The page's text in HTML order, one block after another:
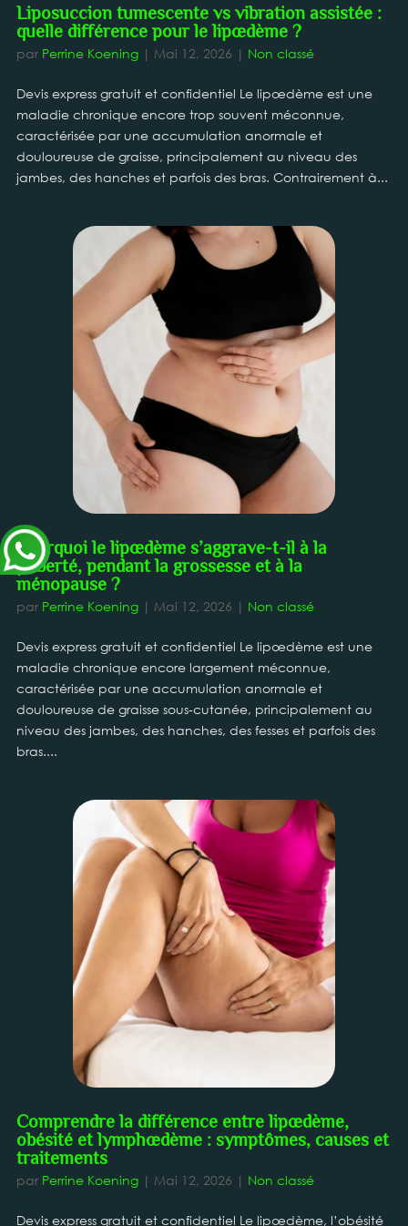
Liposuccion tumescente vs vibration assistée :
quelle différence pour le lipœdème ?
par Perrine Koening| Mai 12, 2026 | Non classé
Devis express gratuit et confidentiel Le lipœdème est une
maladie chronique encore trop souvent méconnue,
caractérisée par une accumulation anormale et
douloureuse de graisse, principalement au niveau des
jambes, des hanches et parfois des bras. Contrairement à...
Pourquoi le lipœdème s’aggrave-t-il à la
puberté, pendant la grossesse et à la
ménopause ?
par Perrine Koening| Mai 12, 2026 | Non classé
Devis express gratuit et confidentiel Le lipœdème est une
maladie chronique encore largement méconnue,
caractérisée par une accumulation anormale et
douloureuse de graisse sous-cutanée, principalement au
niveau des jambes, des hanches, des fesses et parfois des
bras....
Comprendre la différence entre lipœdème,
obésité et lymphœdème : symptômes, causes et
traitements
par Perrine Koening| Mai 12, 2026 | Non classé
Devis express gratuit et confidentiel Le lipœdème, l’obésité